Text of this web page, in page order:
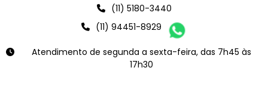
(11) 5180-3440
(11) 94451-8929
Atendimento de segunda a sexta-feira, das 7h45 às
17h30